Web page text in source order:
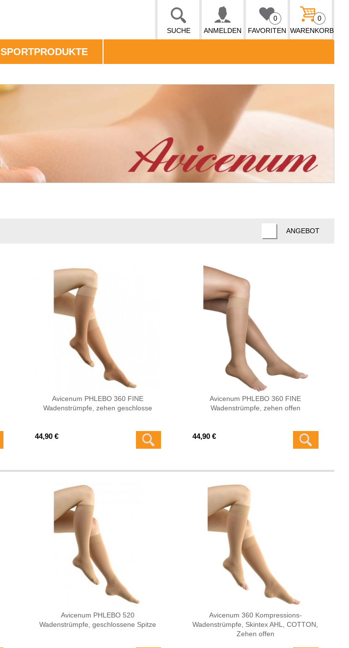
SUCHE ANMELDEN FAVORITEN
0
WARENKORB
0
SPORTPRODUKTE
ANGEBOT
Avicenum PHLEBO 360 FINE
Wadenstrümpfe, zehen geschlosse
44,90 €
Avicenum PHLEBO 360 FINE
Wadenstrümpfe, zehen offen
44,90 €
Avicenum PHLEBO 520
Wadenstrümpfe, geschlossene Spitze
Avicenum 360 Kompressions-
Wadenstrümpfe, Skintex AHL, COTTON,
Zehen offen